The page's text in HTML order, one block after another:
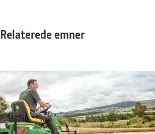
Relaterede emner